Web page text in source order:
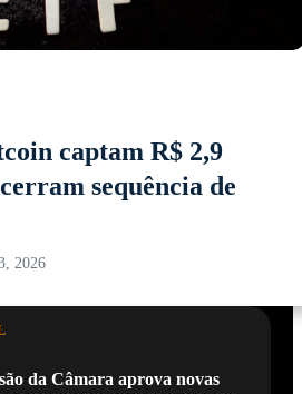
captam R$ 2,9
sequência de
2026
da Câmara aprova novas